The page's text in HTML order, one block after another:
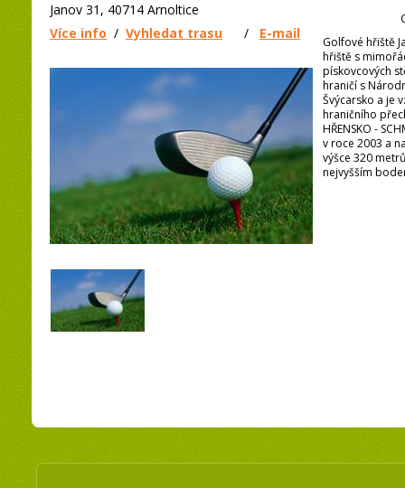
Janov 31, 40714 Arnoltice
Více info / Vyhledat trasu / E-mail
Golfové hřiště
hřiště s
pískovcových
hraničí s
Švýcarsko a je
hraničního
HŘENSKO -
v roce 2003 a
výšce 320
nejvyšším